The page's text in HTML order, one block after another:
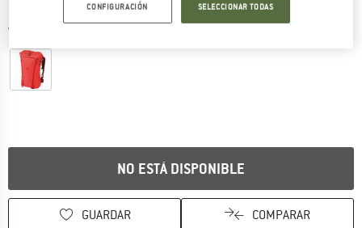
Vistas detalladas
NO ESTÁ DISPONIBLE
GUARDAR COMPARAR
CONFIGURACIÓN SELECCIONAR TODAS